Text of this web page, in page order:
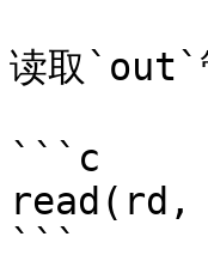
读取`out`
```c
read(rd,
```